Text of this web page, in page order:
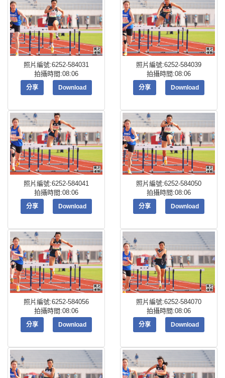
照片編號:6252-584031
拍攝時間:08:06
分享 Download
照片編號:6252-584039
拍攝時間:08:06
分享 Download
照片編號:6252-584041
拍攝時間:08:06
分享 Download
照片編號:6252-584050
拍攝時間:08:06
分享 Download
照片編號:6252-584056
拍攝時間:08:06
分享 Download
照片編號:6252-584070
拍攝時間:08:06
分享 Download